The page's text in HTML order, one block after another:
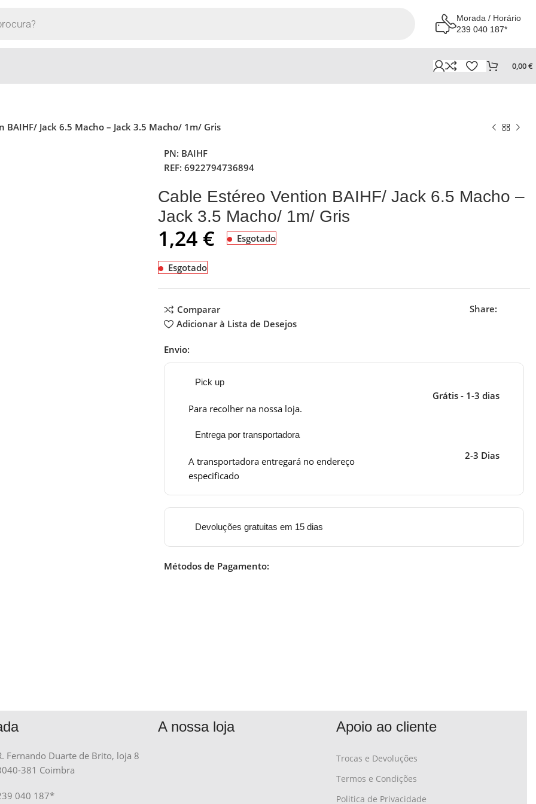
Morada / Horário
239 040 187*
0,00€
BAIHF/ Jack 6.5 Macho – Jack 3.5 Macho/ 1m/ Gris
PN: BAIHF
REF: 6922794736894
Cable Estéreo Vention BAIHF/ Jack 6.5 Macho –
Jack 3.5 Macho/ 1m/ Gris
1,24 € Esgotado
Esgotado
Comparar
Adicionar à Lista de Desejos
Share:
Envio:
Pick up
Para recolher na nossa loja.
Grátis - 1-3 dias
Entrega por transportadora
A transportadora entregará no endereço
especificado
2-3 Dias
Devoluções gratuitas em 15 dias
Métodos de Pagamento:
Fernando Duarte de Brito, loja 8
381 Coimbra
040 187*
A nossa loja Apoio ao cliente
Trocas e Devoluções
Termos e Condições
Politica de Privacidade